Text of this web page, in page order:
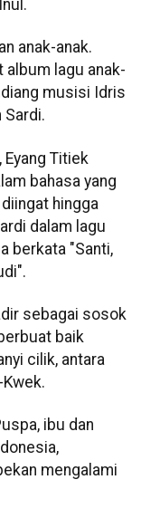
anak-anak.
album lagu anak-
musisi Idris
Sardi.
Titiek
bahasa yang
hingga
dalam lagu
berkata "Santi,
sebagai sosok
baik
cilik, antara
Kwek.
ibu dan
mengalami